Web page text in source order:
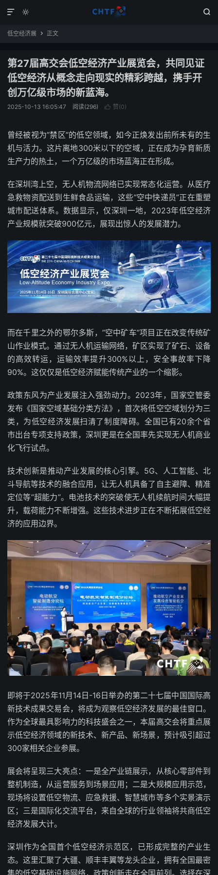
 

低空经济展  正文
第27届高交会低空经济产业展览会，共同见证
低空经济从概念走向现实的精彩跨越，携手开
创万亿级市场的新蓝海。
2025-10-13 16:05:47 阅读(296)  赞(0)
曾经被视为”禁区”的低空领域，如今正焕发出前所未有的生
机与活力。这片离地300米以下的空域，正在成为孕育新质
生产力的热土，一个万亿级的市场蓝海正在形成。
在深圳湾上空，无人机物流网络已实现常态化运营。从医疗
急救物资配送到生鲜食品运输，这些”空中快递员”正在重塑
城市配送体系。数据显示，仅深圳一地，2023年低空经济
产业规模就突破900亿元，展现出惊人的发展潜力。
而在千里之外的鄂尔多斯，”空中矿车”项目正在改变传统矿
山作业模式。通过无人机运输网络，矿区实现了矿石、设备
的高效转运，运输效率提升300%以上，安全事故率下降
90%。这仅仅是低空经济赋能传统产业的一个缩影。
政策东风为产业发展注入强劲动力。2023年，国家空管委
发布《国家空域基础分类方法》，首次将低空空域划分为三
类，为低空经济发展扫清了制度障碍。全国已有20余个省
市出台专项支持政策，深圳更是在全国率先实现无人机商业
化飞行试点。
技术创新是推动产业发展的核心引擎。5G、人工智能、北
斗导航等技术的融合应用，让无人机具备了自主避障、精准
定位等”超能力”。电池技术的突破使无人机续航时间大幅提
升，载荷能力不断增强。这些技术进步正在不断拓展低空经
济的应用边界。
即将于2025年11月14日-16日举办的第二十七届中国国际高
新技术成果交易会，将成为观察低空经济发展的最佳窗口。
作为全球最具影响力的科技盛会之一，本届高交会将重点展
示低空经济领域的新技术、新产品、新场景，预计吸引超过
300家相关企业参展。
展会将呈现三大亮点：一是全产业链展示，从核心零部件到
整机制造，从运营服务到场景应用；二是大规模应用示范，
现场将设置低空物流、应急救援、智慧城市等多个实景演示
区；三是国际化交流平台，来自全球的行业领袖将共商低空
经济发展大计。
深圳作为全国首个低空经济示范区，已形成完整的产业生
态。这里汇聚了大疆、顺丰丰翼等龙头企业，拥有全国最密